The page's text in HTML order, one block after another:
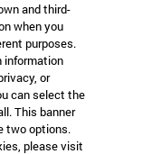
and third-
when you
purposes.
information
or
can select the
This banner
two options.
please visit